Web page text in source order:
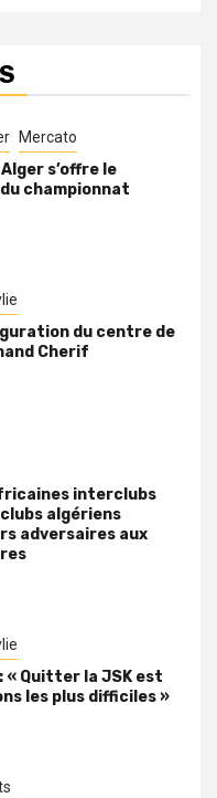
Mercato
s’offre le
championnat
du centre de
Cherif
interclubs
algériens
adversaires aux
« Quitter la JSK est
les plus difficiles »